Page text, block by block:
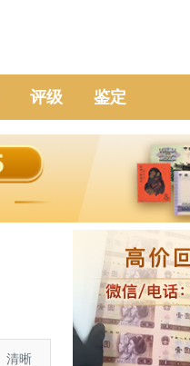
评级 鉴定
清晰